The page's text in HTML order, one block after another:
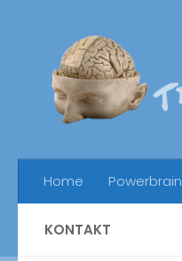
Home Powerbrain
KONTAKT